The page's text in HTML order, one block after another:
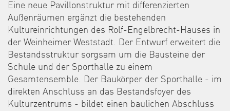
Eine neue Pavillonstruktur mit differenzierten
Außenräumen ergänzt die bestehenden
Kultureinrichtungen des Rolf-Engelbrecht-Hauses in
der Weinheimer Weststadt. Der Entwurf erweitert die
Bestandsstruktur sorgsam um die Bausteine der
Schule und der Sporthalle zu einem
Gesamtensemble. Der Baukörper der Sporthalle - im
direkten Anschluss an das Bestandsfoyer des
Kulturzentrums - bildet einen baulichen Abschluss